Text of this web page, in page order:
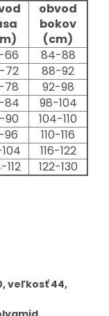
obvod
bokov
(cm)
66
84-88
72
88-92
78
92-98
84
98-104
90
104-110
96
110-116
116-122
112 122-130
veľkosť 44,